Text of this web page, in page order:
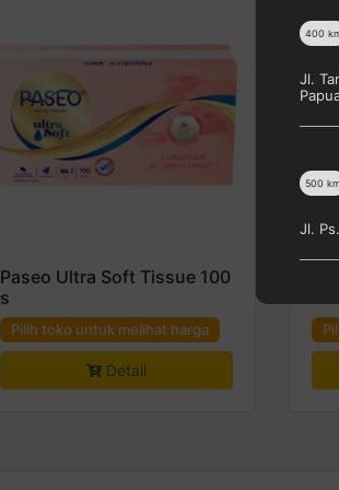
Paseo Ultra Soft Tissue 100
s
Pilih toko untuk melihat harga
Detail
400
Jl.
500 km
Jl.